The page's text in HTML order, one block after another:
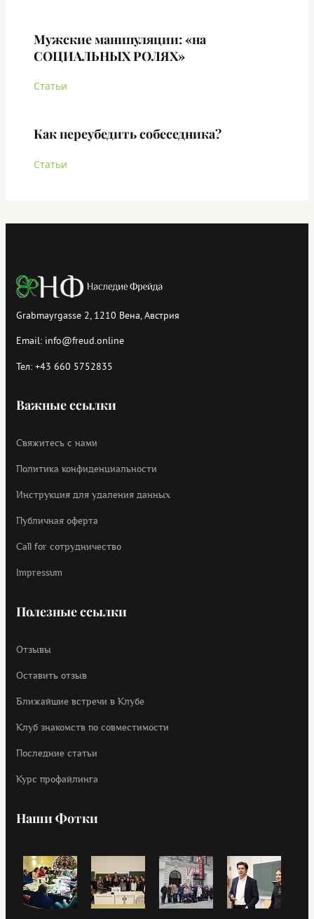
Мужские манипуляции: «на
СОЦИАЛЬНЫХ РОЛЯХ»
Статьи
Как переубедить собеседника?
Статьи
Grabmayrgasse 2, 1210 Вена, Австрия
Email: info@freud.online
Тел: +43 660 5752835
Важные ссылки
Свяжитесь с нами
Политика конфиденциальности
Инструкция для удаления данных
Публичная оферта
Call for cотрудничество
Impressum
Полезные ссылки
Отзывы
Оставить отзыв
Ближайшие встречи в Клубе
Клуб знакомств по совместимости
Последние статьи
Курс профайлинга
Наши Фотки